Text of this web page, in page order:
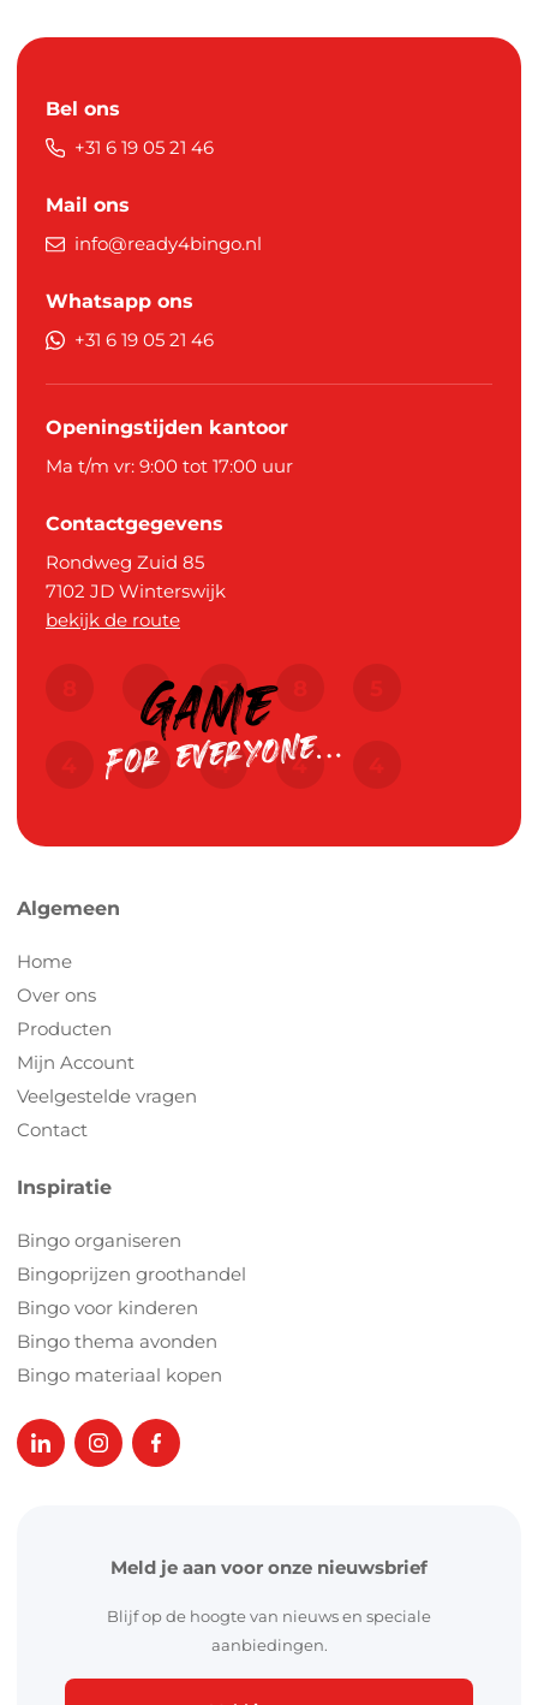
Bel ons
+31 6 19 05 21 46
Mail ons
info@ready4bingo.nl
Whatsapp ons
+31 6 19 05 21 46
Openingstijden kantoor
Ma t/m vr: 9:00 tot 17:00 uur
Contactgegevens
Rondweg Zuid 85
7102 JD Winterswijk
bekijk de route
Algemeen
Home
Over ons
Producten
Mijn Account
Veelgestelde vragen
Contact
Inspiratie
Bingo organiseren
Bingoprijzen groothandel
Bingo voor kinderen
Bingo thema avonden
Bingo materiaal kopen
Meld je aan voor onze nieuwsbrief
Blijf op de hoogte van nieuws en speciale
aanbiedingen.